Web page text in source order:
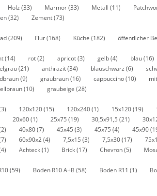
Holz (33) Marmor(33) Metall (11)
(32) Zement(73)
(209) Flur(168) Küche (182) öffentlicher
(14) rot(2) apricot(3) gelb(4) blau(16)
(21) anthrazit(34) blauschwarz (6)
(9) graubraun(16) cappuccino(10)
(10) graubeige (28)
120x120(15) 120x240(1) 15x120(19)
20x60(1) 25x75 (19) 30,5x91,5 (21)
40x80(7) 45x45 (3) 45x75 (4) 45x90
60x90x2(4) 7,5x15 (3) 7,5x30(17)
Achteck(1) Brick(17) Chevron(5)
(59) Boden R10 A+B (58) Boden R11 (1)